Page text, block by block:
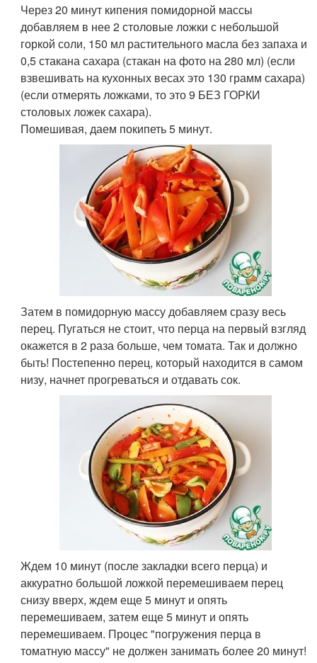
Через 20 минут кипения помидорной массы
добавляем в нее 2 столовые ложки с небольшой
горкой соли, 150 мл растительного масла без запаха и
0,5 стакана сахара (стакан на фото на 280 мл) (если
взвешивать на кухонных весах это 130 грамм сахара)
(если отмерять ложками, то это 9 БЕЗ ГОРКИ
столовых ложек сахара).
Помешивая, даем покипеть 5 минут.
Затем в помидорную массу добавляем сразу весь
перец. Пугаться не стоит, что перца на первый взгляд
окажется в 2 раза больше, чем томата. Так и должно
быть! Постепенно перец, который находится в самом
низу, начнет прогреваться и отдавать сок.
Ждем 10 минут (после закладки всего перца) и
аккуратно большой ложкой перемешиваем перец
снизу вверх, ждем еще 5 минут и опять
перемешиваем, затем еще 5 минут и опять
перемешиваем. Процес "погружения перца в
томатную массу" не должен занимать более 20 минут!